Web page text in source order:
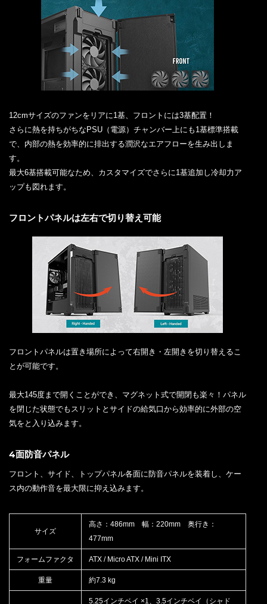
12cmサイズのファンをリアに1基、フロントには3基配置！
さらに熱を持ちがちなPSU（電源）チャンバー上にも1基標準搭載
で、内部の熱を効率的に排出する潤沢なエアフローを生み出しま
す。
最大6基搭載可能なため、カスタマイズでさらに1基追加し冷却力ア
ップも図れます。
フロントパネルは左右で切り替え可能
フロントパネルは置き場所によって右開き・左開きを切り替えるこ
とが可能です。
最大145度まで開くことができ、マグネット式で開閉も楽々！パネル
を閉じた状態でもスリットとサイドの給気口から効率的に外部の空
気をと入り込みます。
4面防音パネル
フロント、サイド、トップパネル各面に防音パネルを装着し、ケー
ス内の動作音を最大限に抑え込みます。
サイズ
高さ：486mm 幅：220mm 奥行き：
477mm
フォームファクタ ATX / Micro ATX / Mini ITX
重量 約7.3 kg
5.25インチベイ ×1、3.5インチベイ（シャド